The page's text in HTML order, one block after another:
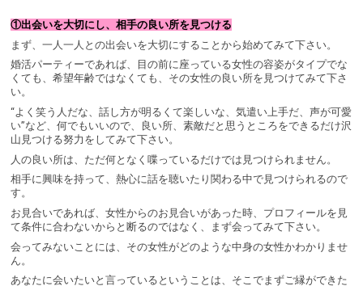
①出会いを大切にし、相手の良い所を見つける
まず、一人一人との出会いを大切にすることから始めてみて下さい。
婚活パーティーであれば、目の前に座っている女性の容姿がタイプでな
くても、希望年齢ではなくても、その女性の良い所を見つけてみて下さ
い。
“よく笑う人だな、話し方が明るくて楽しいな、気遣い上手だ、声が可愛
い”など、何でもいいので、良い所、素敵だと思うところをできるだけ沢
山見つける努力をしてみて下さい。
人の良い所は、ただ何となく喋っているだけでは見つけられません。
相手に興味を持って、熱心に話を聴いたり関わる中で見つけられるので
す。
お見合いであれば、女性からのお見合いがあった時、プロフィールを見
て条件に合わないからと断るのではなく、まず会ってみて下さい。
会ってみないことには、その女性がどのような中身の女性かわかりませ
ん。
あなたに会いたいと言っているということは、そこでまずご縁ができた